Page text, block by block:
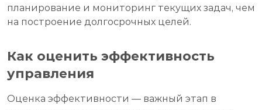
планирование и мониторинг текущих задач, чем
на построение долгосрочных целей.
Как оценить эффективность
управления
Оценка эффективности — важный этап в